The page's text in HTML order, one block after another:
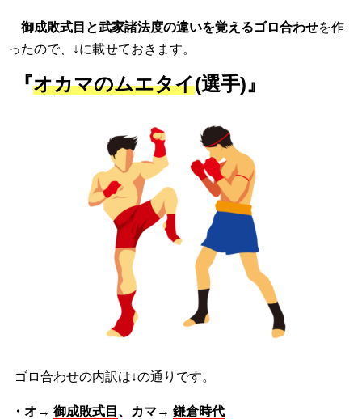
御成敗式目と武家諸法度の違いを覚えるゴロ合わせを作
ったので、↓に載せておきます。
『オカマのムエタイ(選手)』
ゴロ合わせの内訳は↓の通りです。
・オ→ 御成敗式目 、カマ→ 鎌倉時代